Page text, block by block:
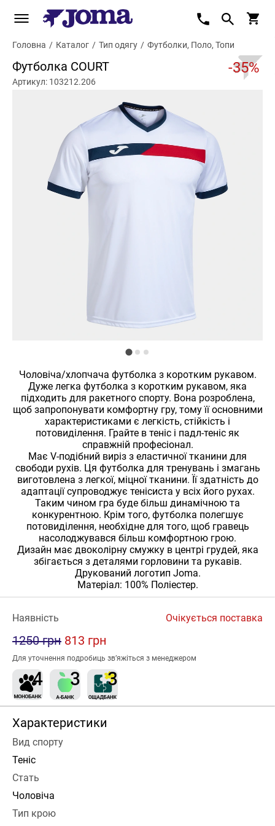
Головна / Каталог / Тип одягу / Футболки, Поло, Топи
Футболка COURT -35%
Артикул: 103212.206
Чоловіча/хлопчача футболка з коротким рукавом.
Дуже легка футболка з коротким рукавом, яка
підходить для ракетного спорту. Вона розроблена,
щоб запропонувати комфортну гру, тому її основними
характеристиками є легкість, стійкість і
потовиділення. Грайте в теніс і падл-теніс як
справжній професіонал.
Має V-подібний виріз з еластичної тканини для
свободи рухів. Ця футболка для тренувань і змагань
виготовлена з легкої, міцної тканини. Її здатність до
адаптації супроводжує тенісиста у всіх його рухах.
Таким чином гра буде більш динамічною та
конкурентною. Крім того, футболка полегшує
потовиділення, необхідне для того, щоб гравець
насолоджувався більш комфортною грою.
Дизайн має двоколірну смужку в центрі грудей, яка
збігається з деталями горловини та рукавів.
Друкований логотип Joma.
Матеріал: 100% Поліестер.
Наявність Очікується поставка
1250 грн 813 грн
Для уточнення подробиць зв’яжіться з менеджером
Характеристики
Вид спорту
Теніс
Стать
Чоловіча
Тип крою